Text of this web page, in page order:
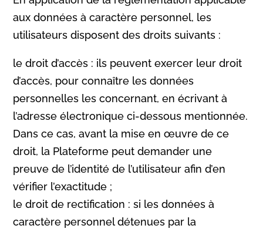
aux données à caractère personnel, les
utilisateurs disposent des droits suivants :
le droit d’accès : ils peuvent exercer leur droit
d’accès, pour connaître les données
personnelles les concernant, en écrivant à
l’adresse électronique ci-dessous mentionnée.
Dans ce cas, avant la mise en œuvre de ce
droit, la Plateforme peut demander une
preuve de l’identité de l’utilisateur afin d’en
vérifier l’exactitude ;
le droit de rectification : si les données à
caractère personnel détenues par la